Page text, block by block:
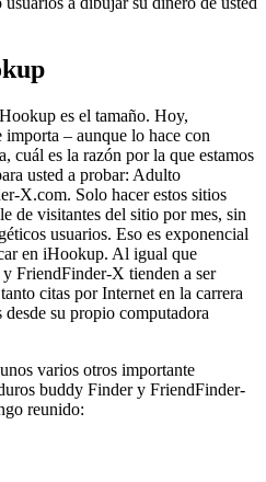
es el tamaño. Hoy,
importa – aunque lo hace con
cuál es la razón por la que estamos
usted a probar: Adulto
X.com. Solo hacer estos sitios
de visitantes del sitio por mes, sin
usuarios. Eso es exponencial
en iHookup. Al igual que
FriendFinder-X tienden a ser
citas por Internet en la carrera
su propio computadora
varios otros importante
buddy Finder y FriendFinder-
reunido: